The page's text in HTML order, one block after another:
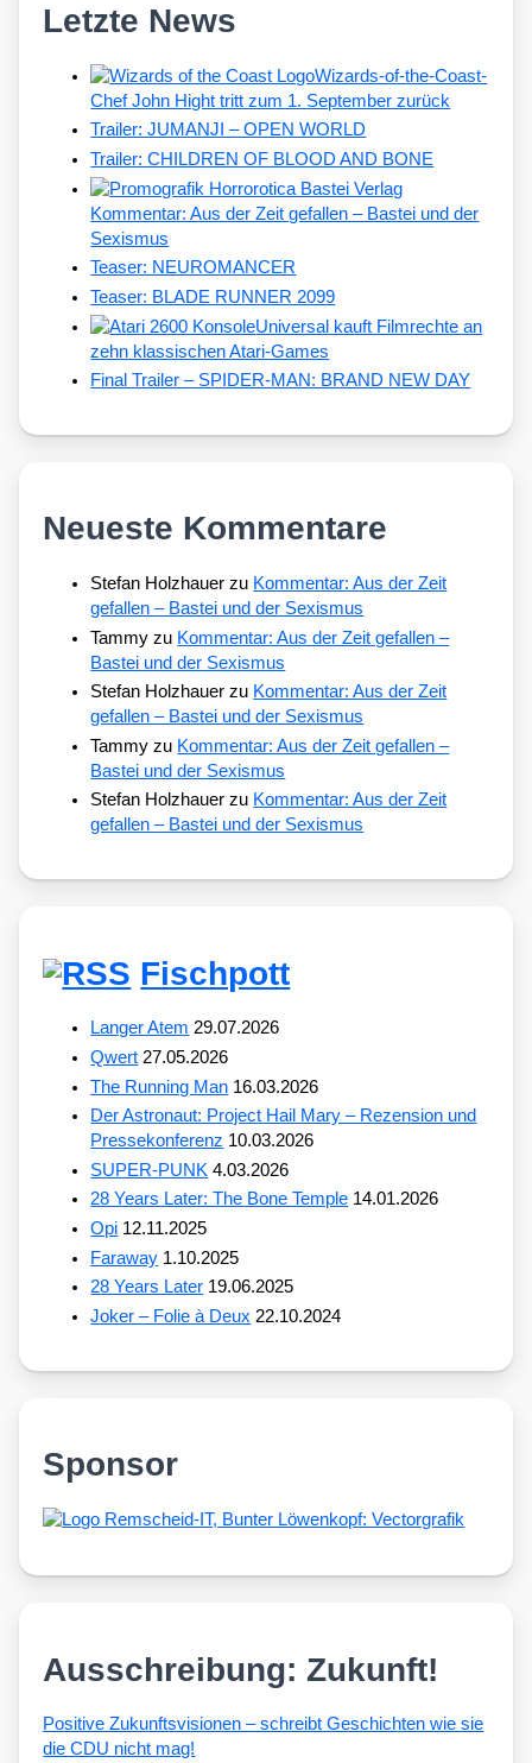
Letzte News
Wizards-of-the-Coast-
Chef John Hight tritt zum 1. September zurück
Trailer: JUMANJI – OPEN WORLD
Trailer: CHILDREN OF BLOOD AND BONE
Kommentar: Aus der Zeit gefallen – Bastei und der
Sexismus
Teaser: NEUROMANCER
Teaser: BLADE RUNNER 2099
Universal kauft Filmrechte an
zehn klassischen Atari-Games
Final Trailer – SPIDER-MAN: BRAND NEW DAY
Neueste Kommentare
Stefan Holzhauer zu Kommentar: Aus der Zeit
gefallen – Bastei und der Sexismus
Tammy zu Kommentar: Aus der Zeit gefallen –
Bastei und der Sexismus
Stefan Holzhauer zu Kommentar: Aus der Zeit
gefallen – Bastei und der Sexismus
Tammy zu Kommentar: Aus der Zeit gefallen –
Bastei und der Sexismus
Stefan Holzhauer zu Kommentar: Aus der Zeit
gefallen – Bastei und der Sexismus
Fischpott
Langer Atem 29.07.2026
Qwert 27.05.2026
The Running Man 16.03.2026
Der Astronaut: Project Hail Mary – Rezension und
Pressekonferenz 10.03.2026
SUPER-PUNK 4.03.2026
28 Years Later: The Bone Temple 14.01.2026
Opi 12.11.2025
Faraway 1.10.2025
28 Years Later 19.06.2025
Joker – Folie à Deux 22.10.2024
Sponsor
Ausschreibung: Zukunft!
Posi­ti­ve Zukunfts­vi­sio­nen – schreibt Geschich­ten wie sie
die CDU nicht mag!